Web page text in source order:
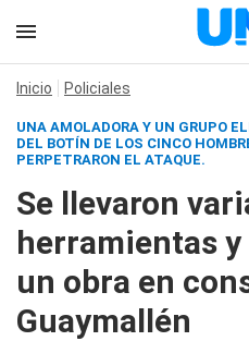
Inicio Policiales
UNA AMOLADORA Y UN GRUPO
DEL BOTÍN DE LOS CINCO
PERPETRARON EL ATAQUE.
Se llevaron
herramientas
un obra en
Guaymallén